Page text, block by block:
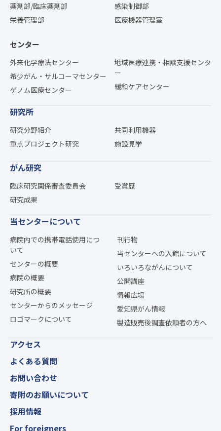
薬剤部/臨床薬剤部
栄養管理部
感染制御部
医療機器管理室
センター
外来化学療法センター
希少がん・サルコーマセンター
ゲノム医療センター
地域医療連携・相談支援センタ
ー
緩和ケアセンター
研究所
研究分野紹介
重点プロジェクト研究
共同利用機器
施設見学
がん研究
臨床研究関係審査委員会
研究成果
受賞歴
当センターについて
病院内での携帯電話使用につ
いて
センターの概要
病院の概要
研究所の概要
センターからのメッセージ
ロゴマークについて
刊行物
当センターへの入館について
いろいろながんについて
公開講座
情報広場
愛知県がん情報
製造販売後調査依頼者の方へ
アクセス
よくある質問
お問い合わせ
寄附のお願いについて
採用情報
For foreigners